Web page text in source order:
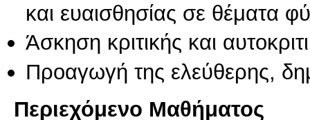
και ευαισθησίας σε θέματα
Άσκηση κριτικής και
Προαγωγή της ελεύθερης,
Περιεχόμενο Μαθήματος